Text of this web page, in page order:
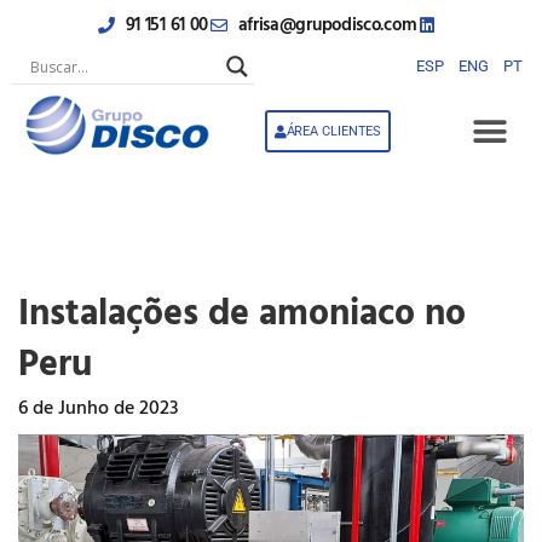
content
91 151 61 00 afrisa@grupodisco.com
ESP ENG PT
ÁREA CLIENTES
Instalações de amoniaco no
Peru
6 de Junho de 2023